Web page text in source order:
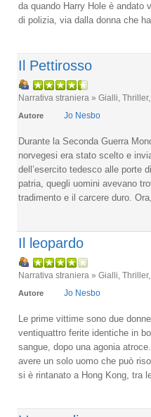
da quando Harry Hole è andato
di polizia, via dalla donna che
Il Pettirosso
Narrativa straniera » Gialli,
Autore Jo Nesbo
Durante la Seconda Guerra
norvegesi era stato scelto e
dell’esercito tedesco alle porte
patria, quegli uomini avevano
tradimento e il carcere duro.
Il leopardo
Narrativa straniera » Gialli,
Autore Jo Nesbo
Le prime vittime sono due
ventiquattro ferite identiche in
sangue, dopo una agonia
avere un solo uomo che può
si è rintanato a Hong Kong, tra